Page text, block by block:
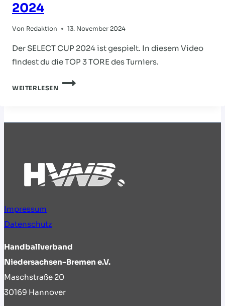
2024
Von Redaktion 13. November 2024
Der SELECT CUP 2024 ist gespielt. In diesem Video
findest du die TOP 3 TORE des Turniers.
WEITERLESEN
TOP
HVNB
Impressum
Datenschutz
Handballverband
Niedersachsen-Bremen e.V.
Maschstraße 20
30169 Hannover